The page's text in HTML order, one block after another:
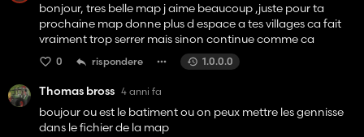
bonjour, tres belle map j aime beaucoup ,juste pour ta
prochaine map donne plus d espace a tes villages ca fait
vraiment trop serrer mais sinon continue comme ca
0 rispondere 1.0.0.0
Thomas bross 4 anni fa
boujour ou est le batiment ou on peux mettre les gennisse
dans le fichier de la map